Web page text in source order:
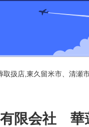
扱店,東久留米市、清瀬
限会社 華